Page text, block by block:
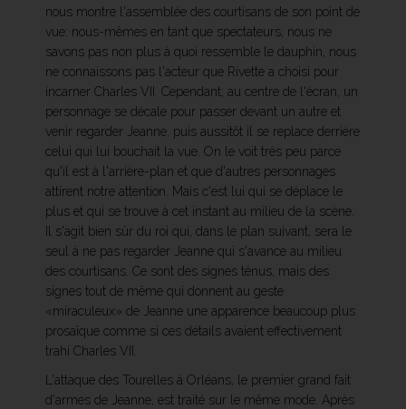
nous montre l'assemblée des courtisans de son point de
vue: nous-mêmes en tant que spectateurs, nous ne
savons pas non plus à quoi ressemble le dauphin, nous
ne connaissons pas l'acteur que Rivette a choisi pour
incarner Charles VII. Cependant, au centre de l'écran, un
personnage se décale pour passer devant un autre et
venir regarder Jeanne, puis aussitôt il se replace derrière
celui qui lui bouchait la vue. On le voit très peu parce
qu'il est à l'arrière-plan et que d'autres personnages
attirent notre attention. Mais c'est lui qui se déplace le
plus et qui se trouve à cet instant au milieu de la scène.
Il s'agit bien sûr du roi qui, dans le plan suivant, sera le
seul à ne pas regarder Jeanne qui s'avance au milieu
des courtisans. Ce sont des signes ténus, mais des
signes tout de même qui donnent au geste
«miraculeux» de Jeanne une apparence beaucoup plus
prosaïque comme si ces détails avaient effectivement
trahi Charles VII.
L'attaque des Tourelles à Orléans, le premier grand fait
d'armes de Jeanne, est traité sur le même mode. Après